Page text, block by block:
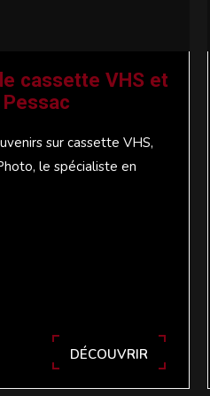
cassette VHS et
Pessac
sur cassette VHS,
le spécialiste en
DÉCOUVRIR